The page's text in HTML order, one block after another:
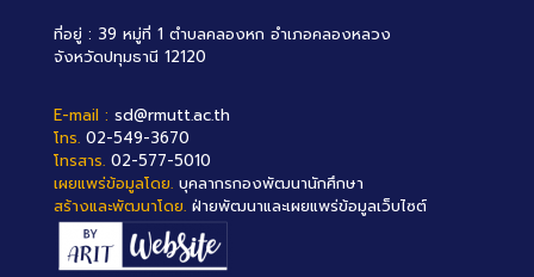
ที่อยู่ : 39 หมู่ที่ 1 ตำบลคลองหก อำเภอคลองหลวง
จังหวัดปทุมธานี 12120
E-mail : sd@rmutt.ac.th
โทร. 02-549-3670
โทรสาร. 02-577-5010
เผยแพร่ข้อมูลโดย. บุคลากรกองพัฒนานักศึกษา
สร้างและพัฒนาโดย. ฝ่ายพัฒนาและเผยแพร่ข้อมูลเว็บไซต์